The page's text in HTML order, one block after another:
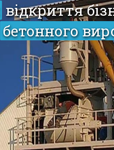
відкриття
бетонного